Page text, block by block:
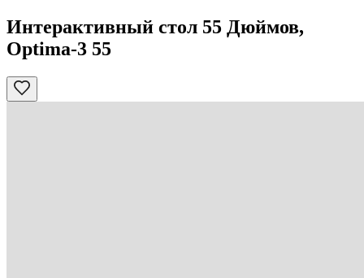
Интерактивный стол 55 Дюймов,
Optima-3 55